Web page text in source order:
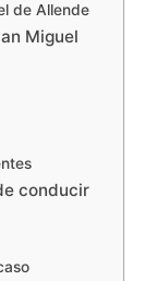
de Allende
Miguel
conducir